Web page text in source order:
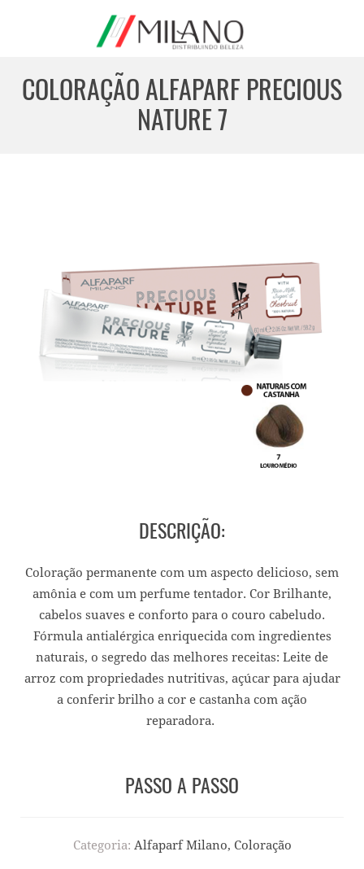
COLORAÇÃO ALFAPARF PRECIOUS
NATURE 7
DESCRIÇÃO:
Coloração permanente com um aspecto delicioso, sem
amônia e com um perfume tentador. Cor Brilhante,
cabelos suaves e conforto para o couro cabeludo.
Fórmula antialérgica enriquecida com ingredientes
naturais, o segredo das melhores receitas: Leite de
arroz com propriedades nutritivas, açúcar para ajudar
a conferir brilho a cor e castanha com ação
reparadora.
PASSO A PASSO
Categoria: Alfaparf Milano, Coloração